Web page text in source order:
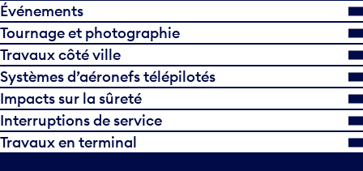
Événements
Tournage et photographie
Travaux côté ville
Systèmes d’aéronefs télépilotés
Impacts sur la sûreté
Interruptions de service
Travaux en terminal